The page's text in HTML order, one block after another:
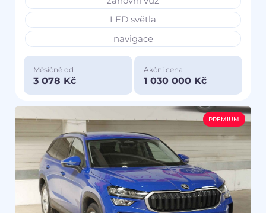
LED světla
navigace
Měsíčně od
3 078 Kč
Akční cena
1 030 000 Kč
PREMIUM